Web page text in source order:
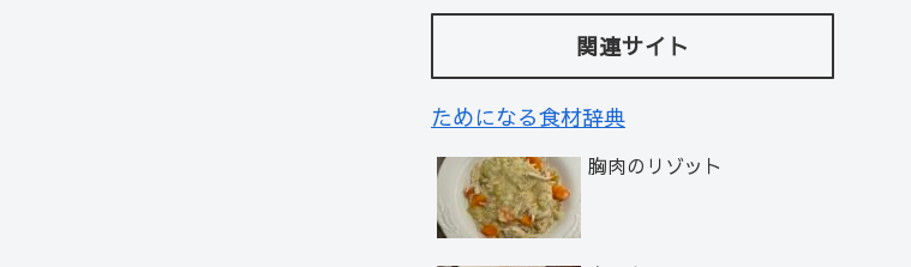
関連サイト
ためになる食材辞典
胸肉のリゾット